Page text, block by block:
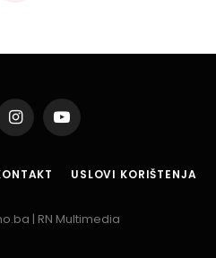
i
u
2015 1 Min Read